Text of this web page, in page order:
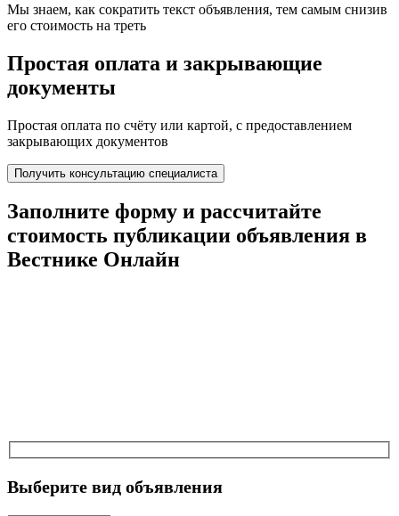
Мы знаем, как сократить текст объявления, тем самым снизив
его стоимость на треть
Простая оплата и закрывающие
документы
Простая оплата по счёту или картой, с предоставлением
закрывающих документов
Получить консультацию специалиста
Заполните форму и рассчитайте
стоимость публикации объявления в
Вестнике Онлайн
Выберите вид объявления